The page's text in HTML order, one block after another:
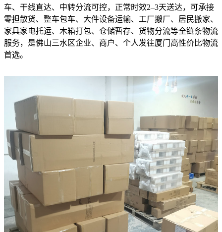
车、干线直达、中转分流可控，正常时效2–3天送达，可承接
零担散货、整车包车、大件设备运输、工厂搬厂、居民搬家、
家具家电托运、木箱打包、仓储暂存、货物分流等全链条物流
服务，是佛山三水区企业、商户、个人发往厦门高性价比物流
首选。